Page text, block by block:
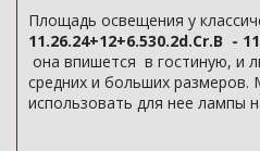
Площадь освещения у
11.26.24+12+6.530.2d.Cr.B -
она впишется в гостиную, и
средних и больших
использовать для нее лампы